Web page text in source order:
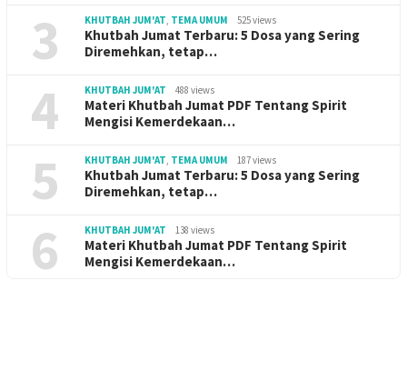
3 KHUTBAH JUM'AT TEMA UMUM 525 views
Khutbah Jumat Terbaru: 5 Dosa yang Sering
Diremehkan, tetap…
4 KHUTBAH JUM'AT 488 views
Materi Khutbah Jumat PDF Tentang Spirit
Mengisi Kemerdekaan…
5 KHUTBAH JUM'AT TEMA UMUM 187 views
Khutbah Jumat Terbaru: 5 Dosa yang Sering
Diremehkan, tetap…
6 KHUTBAH JUM'AT 138 views
Materi Khutbah Jumat PDF Tentang Spirit
Mengisi Kemerdekaan…